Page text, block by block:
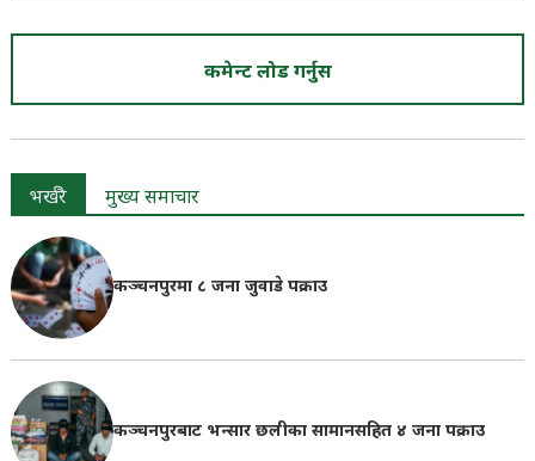
कमेन्ट लोड गर्नुस
भर्खरै मुख्य समाचार
कञ्चनपुरमा ८ जना जुवाडे पक्राउ
कञ्चनपुरबाट भन्सार छलीका सामानसहित ४ जना पक्राउ